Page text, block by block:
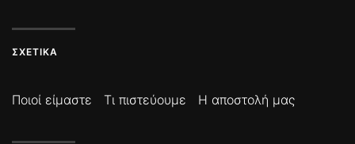
ΣΧΕΤΙΚΆ
Ποιοί είμαστε Τι πιστεύουμε Η αποστολή μας